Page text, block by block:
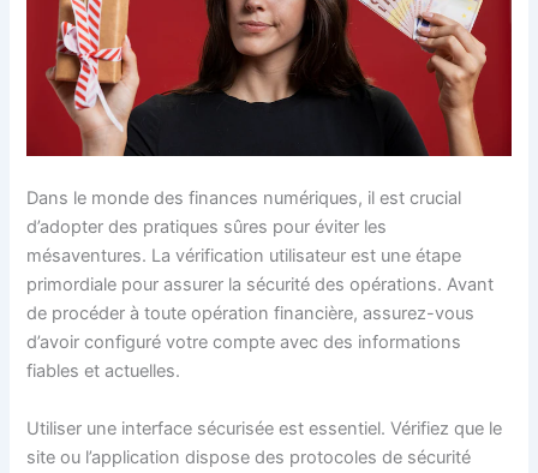
Dans le monde des finances numériques, il est crucial
d’adopter des pratiques sûres pour éviter les
mésaventures. La vérification utilisateur est une étape
primordiale pour assurer la sécurité des opérations. Avant
de procéder à toute opération financière, assurez-vous
d’avoir configuré votre compte avec des informations
fiables et actuelles.
Utiliser une interface sécurisée est essentiel. Vérifiez que le
site ou l’application dispose des protocoles de sécurité